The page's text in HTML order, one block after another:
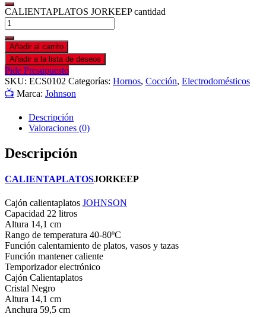
CALIENTAPLATOS JORKEEP cantidad
Añadir al carrito
Añadir a la lista de deseos
Pide Presupuesto
SKU: ECS0102 Categorías: Hornos, Cocción, Electrodomésticos
📺 Marca: Johnson
Descripción
Valoraciones (0)
Descripción
CALIENTAPLATOSJORKEEP
Cajón calientaplatos JOHNSON
Capacidad 22 litros
Altura 14,1 cm
Rango de temperatura 40-80ºC
Función calentamiento de platos, vasos y tazas
Función mantener caliente
Temporizador electrónico
Cajón Calientaplatos
Cristal Negro
Altura 14,1 cm
Anchura 59,5 cm